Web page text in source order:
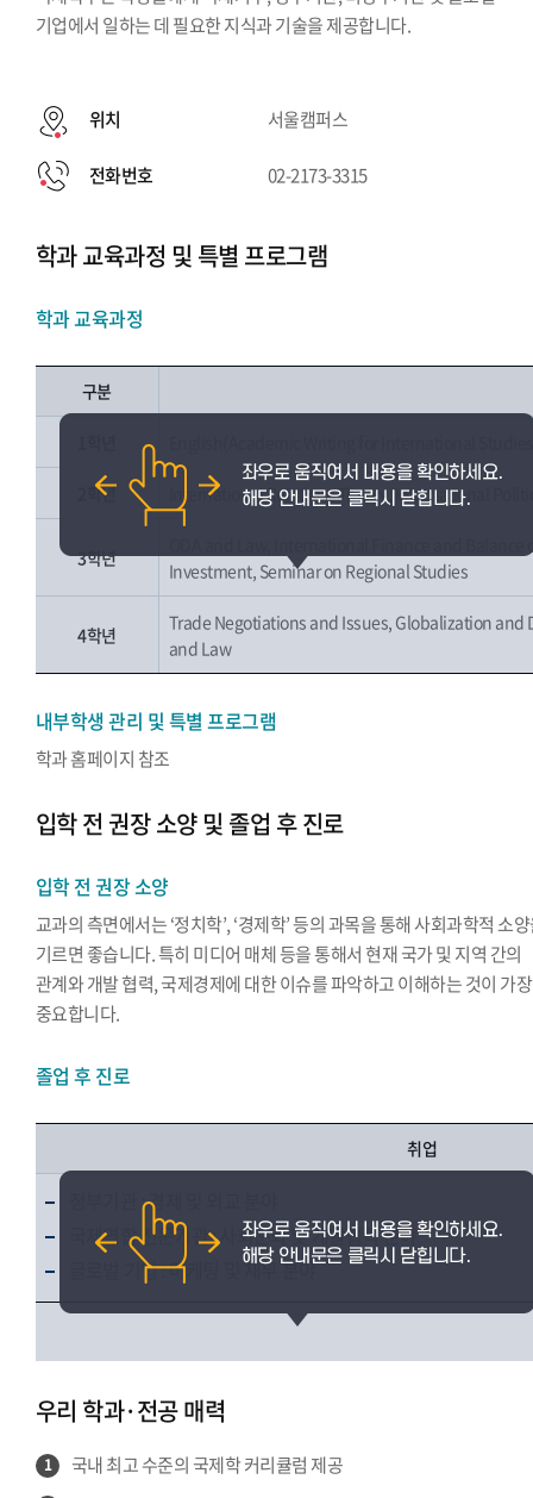
기업에서 일하는 데 필요한 지식과 기술을 제공합니다.
위치 서울캠퍼스
전화번호 02-2173-3315
학과 교육과정 및 특별 프로그램
학과 교육과정
구분
2학년 International Relations Theory, International
3학년
Investment, Seminar on Regional Studies
4학년
Trade Negotiations and Issues, Globalization
and Law
내부학생 관리 및 특별 프로그램
학과 홈페이지 참조
입학 전 권장 소양 및 졸업 후 진로
입학 전 권장 소양
교과의 측면에서는 ‘정치학’, ‘경제학’ 등의 과목을 통해 사회과학적 소
기르면 좋습니다. 특히 미디어 매체 등을 통해서 현재 국가 및 지역 간의
관계와 개발 협력, 국제경제에 대한 이슈를 파악하고 이해하는 것이 가장
중요합니다.
졸업 후 진로
취업
정부기관 : 경제 및 외교 분야
국제연합 전문기관 : 사회문화 및 개발협력 분야
글로벌 기업 : 마케팅 및 재무 분야
우리 학과·전공 매력
1 국내 최고 수준의 국제학 커리큘럼 제공